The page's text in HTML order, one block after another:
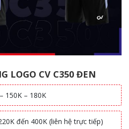
LOGO CV C350 ĐEN
150K – 180K
đến 400K (liên hệ trực tiếp)